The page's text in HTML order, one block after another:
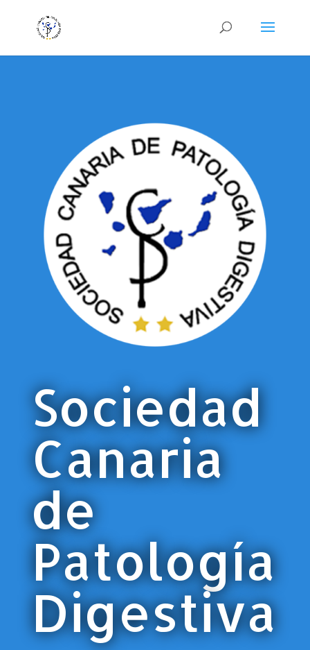
Sociedad
Canaria
de
Patología
Digestiva